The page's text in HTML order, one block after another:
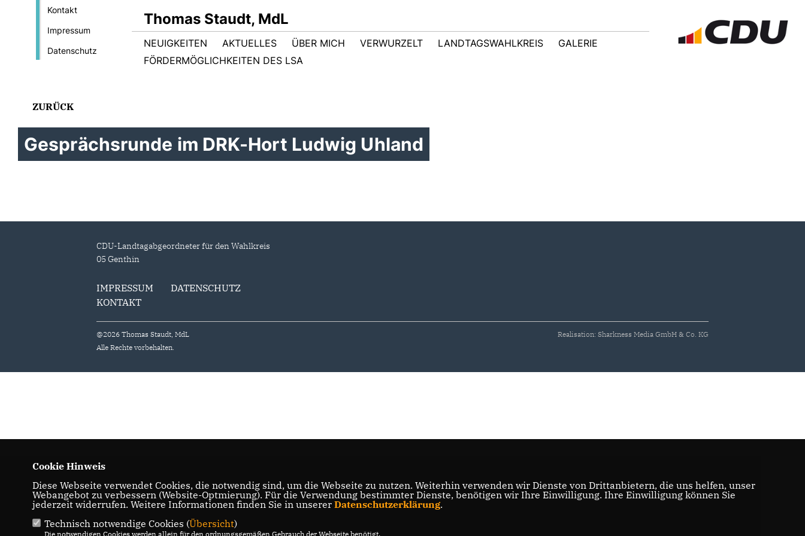
Kontakt
Impressum
Datenschutz
Thomas Staudt, MdL
NEUIGKEITEN AKTUELLES ÜBER MICH VERWURZELT LANDTAGSWAHLKREIS
GALERIE
FÖRDERMÖGLICHKEITEN DES LSA
ZURÜCK
Gesprächsrunde im DRK-Hort Ludwig Uhland
CDU-Landtagabgeordneter für den Wahlkreis
05 Genthin
IMPRESSUM
DATENSCHUTZ
KONTAKT
@2026 Thomas Staudt, MdL
Alle Rechte vorbehalten.
Realisation: Sharkness Media GmbH & Co. KG
Cookie Hinweis
Diese Webseite verwendet Cookies, die notwendig sind, um die Webseite zu nutzen. Weiterhin verwenden wir Dienste von Drittanbietern, die uns helfen, unser
Webangebot zu verbessern (Website-Optmierung). Für die Verwendung bestimmter Dienste, benötigen wir Ihre Einwilligung. Ihre Einwilligung können Sie
jederzeit widerrufen. Weitere Informationen finden Sie in unserer Datenschutzerklärung.
Technisch notwendige Cookies (Übersicht)
Die notwendigen Cookies werden allein für den ordnungsgemäßen Gebrauch der Webseite benötigt.